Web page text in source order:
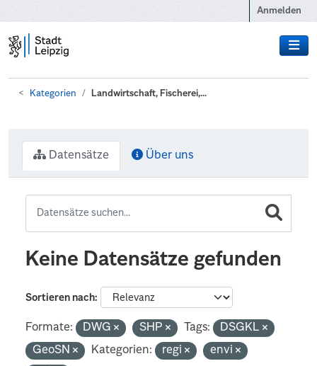
Anmelden
Kategorien Landwirtschaft, Fischerei,...
Datensätze Über uns
Keine Datensätze gefunden
Sortieren nach
Formate: DWG SHP Tags:
DSGKL
GeoSN
Kategorien: regi
envi